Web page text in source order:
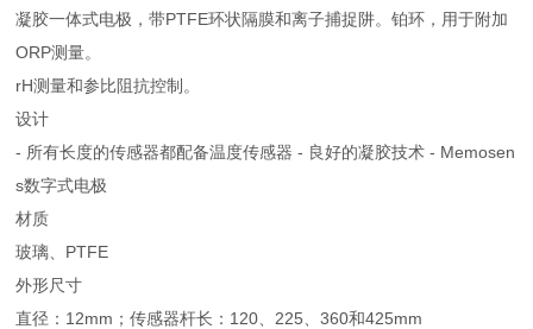
凝胶一体式电极，带PTFE环状隔膜和离子捕捉阱。铂环，用于附加
ORP测量。
rH测量和参比阻抗控制。
设计
- 所有长度的传感器都配备温度传感器 - 良好的凝胶技术 - Memosen
s数字式电极
材质
玻璃、PTFE
外形尺寸
直径：12mm；传感器杆长：120、225、360和425mm